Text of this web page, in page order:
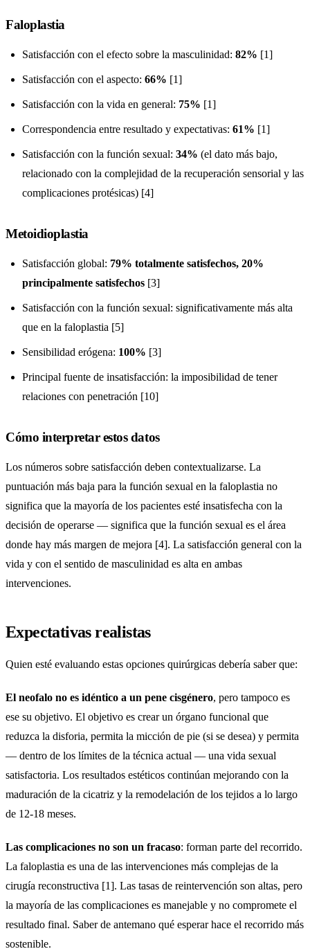
Faloplastia
Satisfacción con el efecto sobre la masculinidad: 82% [1]
Satisfacción con el aspecto: 66% [1]
Satisfacción con la vida en general: 75% [1]
Correspondencia entre resultado y expectativas: 61% [1]
Satisfacción con la función sexual: 34% (el dato más bajo,
relacionado con la complejidad de la recuperación sensorial y las
complicaciones protésicas) [4]
Metoidioplastia
Satisfacción global: 79% totalmente satisfechos, 20%
principalmente satisfechos [3]
Satisfacción con la función sexual: significativamente más alta
que en la faloplastia [5]
Sensibilidad erógena: 100% [3]
Principal fuente de insatisfacción: la imposibilidad de tener
relaciones con penetración [10]
Cómo interpretar estos datos
Los números sobre satisfacción deben contextualizarse. La
puntuación más baja para la función sexual en la faloplastia no
significa que la mayoría de los pacientes esté insatisfecha con la
decisión de operarse — significa que la función sexual es el área
donde hay más margen de mejora [4]. La satisfacción general con la
vida y con el sentido de masculinidad es alta en ambas
intervenciones.
Expectativas realistas
Quien esté evaluando estas opciones quirúrgicas debería saber que:
El neofalo no es idéntico a un pene cisgénero, pero tampoco es
ese su objetivo. El objetivo es crear un órgano funcional que
reduzca la disforia, permita la micción de pie (si se desea) y permita
— dentro de los límites de la técnica actual — una vida sexual
satisfactoria. Los resultados estéticos continúan mejorando con la
maduración de la cicatriz y la remodelación de los tejidos a lo largo
de 12-18 meses.
Las complicaciones no son un fracaso: forman parte del recorrido.
La faloplastia es una de las intervenciones más complejas de la
cirugía reconstructiva [1]. Las tasas de reintervención son altas, pero
la mayoría de las complicaciones es manejable y no compromete el
resultado final. Saber de antemano qué esperar hace el recorrido más
sostenible.